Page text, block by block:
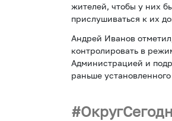
жителей, чтобы у них
прислушиваться к их
Андрей Иванов
контролировать в
Администрацией и
раньше